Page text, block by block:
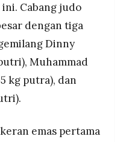
Cabang judo
dengan tiga
Dinny
Muhammad
kg putra), dan
emas pertama